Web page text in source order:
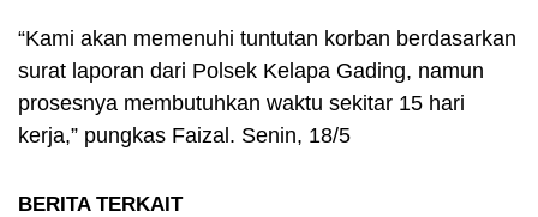
“Kami akan memenuhi tuntutan korban berdasarkan
surat laporan dari Polsek Kelapa Gading, namun
prosesnya membutuhkan waktu sekitar 15 hari
kerja,” pungkas Faizal. Senin, 18/5
BERITA TERKAIT